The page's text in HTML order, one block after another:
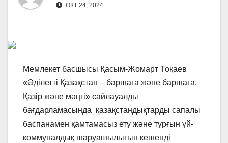
ОКТ 24, 2024
Мемлекет басшысы Қасым-Жомарт Тоқаев
«Әділетті Қазақстан – баршаға және баршаға.
Қазір және мәңгі» сайлауалды
бағдарламасында қазақстандықтарды сапалы
баспанамен қамтамасыз ету және тұрғын үй-
коммуналдық шаруашылығын кешенді